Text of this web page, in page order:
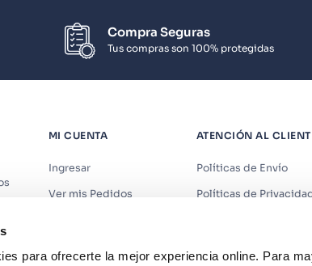
para ofrecerte la mejor experiencia online. Para
Compra Seguras
Tus compras son 100% protegidas
MI CUENTA
Ingresar
Ver mis Pedidos
ATENCIÓN AL
Políticas de Envío
Políticas de